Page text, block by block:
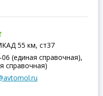
55 км, ст37
(единая справочная),
справочная)